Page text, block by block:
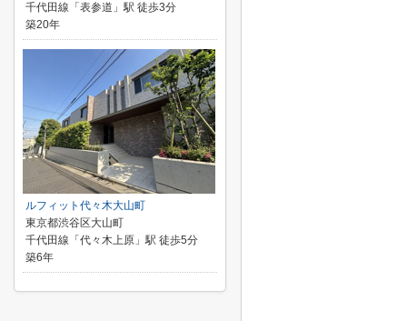
千代田線「表参道」駅 徒歩3分
築20年
ルフィット代々木大山町
東京都渋谷区大山町
千代田線「代々木上原」駅 徒歩5分
築6年